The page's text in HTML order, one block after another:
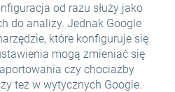
od razu służy jako
do analizy. Jednak Google
które konfiguruje się
mogą zmieniać się
czy chociażby
też w wytycznych Google.